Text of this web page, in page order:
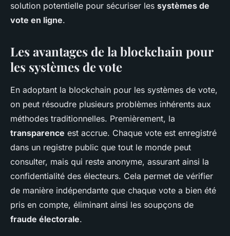
solution potentielle pour sécuriser les systèmes de
vote en ligne.
Les avantages de la blockchain pour
les systèmes de vote
En adoptant la blockchain pour les systèmes de vote,
on peut résoudre plusieurs problèmes inhérents aux
méthodes traditionnelles. Premièrement, la
transparence est accrue. Chaque vote est enregistré
dans un registre public que tout le monde peut
consulter, mais qui reste anonyme, assurant ainsi la
confidentialité des électeurs. Cela permet de vérifier
de manière indépendante que chaque vote a bien été
pris en compte, éliminant ainsi les soupçons de
fraude électorale.